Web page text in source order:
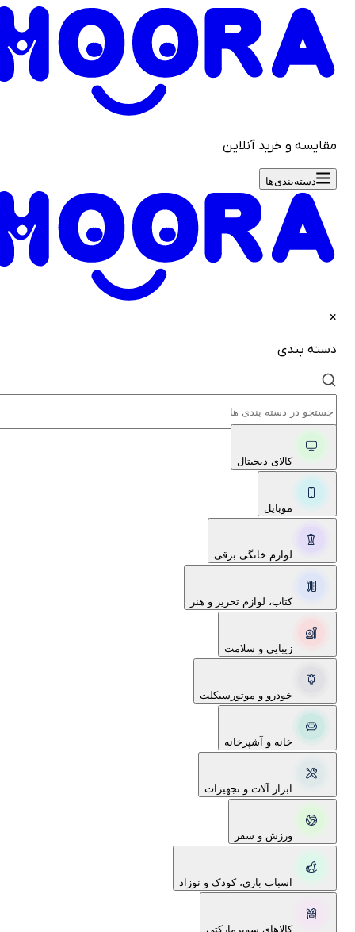
و خرید آنلاین
دسته‌بندی‌ها
بندی
کالای دیجیتال
موبایل
لوازم خانگی برقی
کتاب، لوازم تحریر و هنر
زیبایی و سلامت
خودرو و موتورسیکلت
خانه و آشپزخانه
ابزار آلات و تجهیزات
ورزش و سفر
اسباب بازی، کودک و نوزاد
کالاهای سوپرمارکتی